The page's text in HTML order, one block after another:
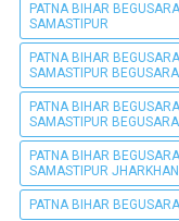
PATNA BIHAR
SAMASTIPUR
PATNA BIHAR
SAMASTIPUR BEGUSARAI
PATNA BIHAR
SAMASTIPUR
PATNA BIHAR
SAMASTIPUR
PATNA BIHAR